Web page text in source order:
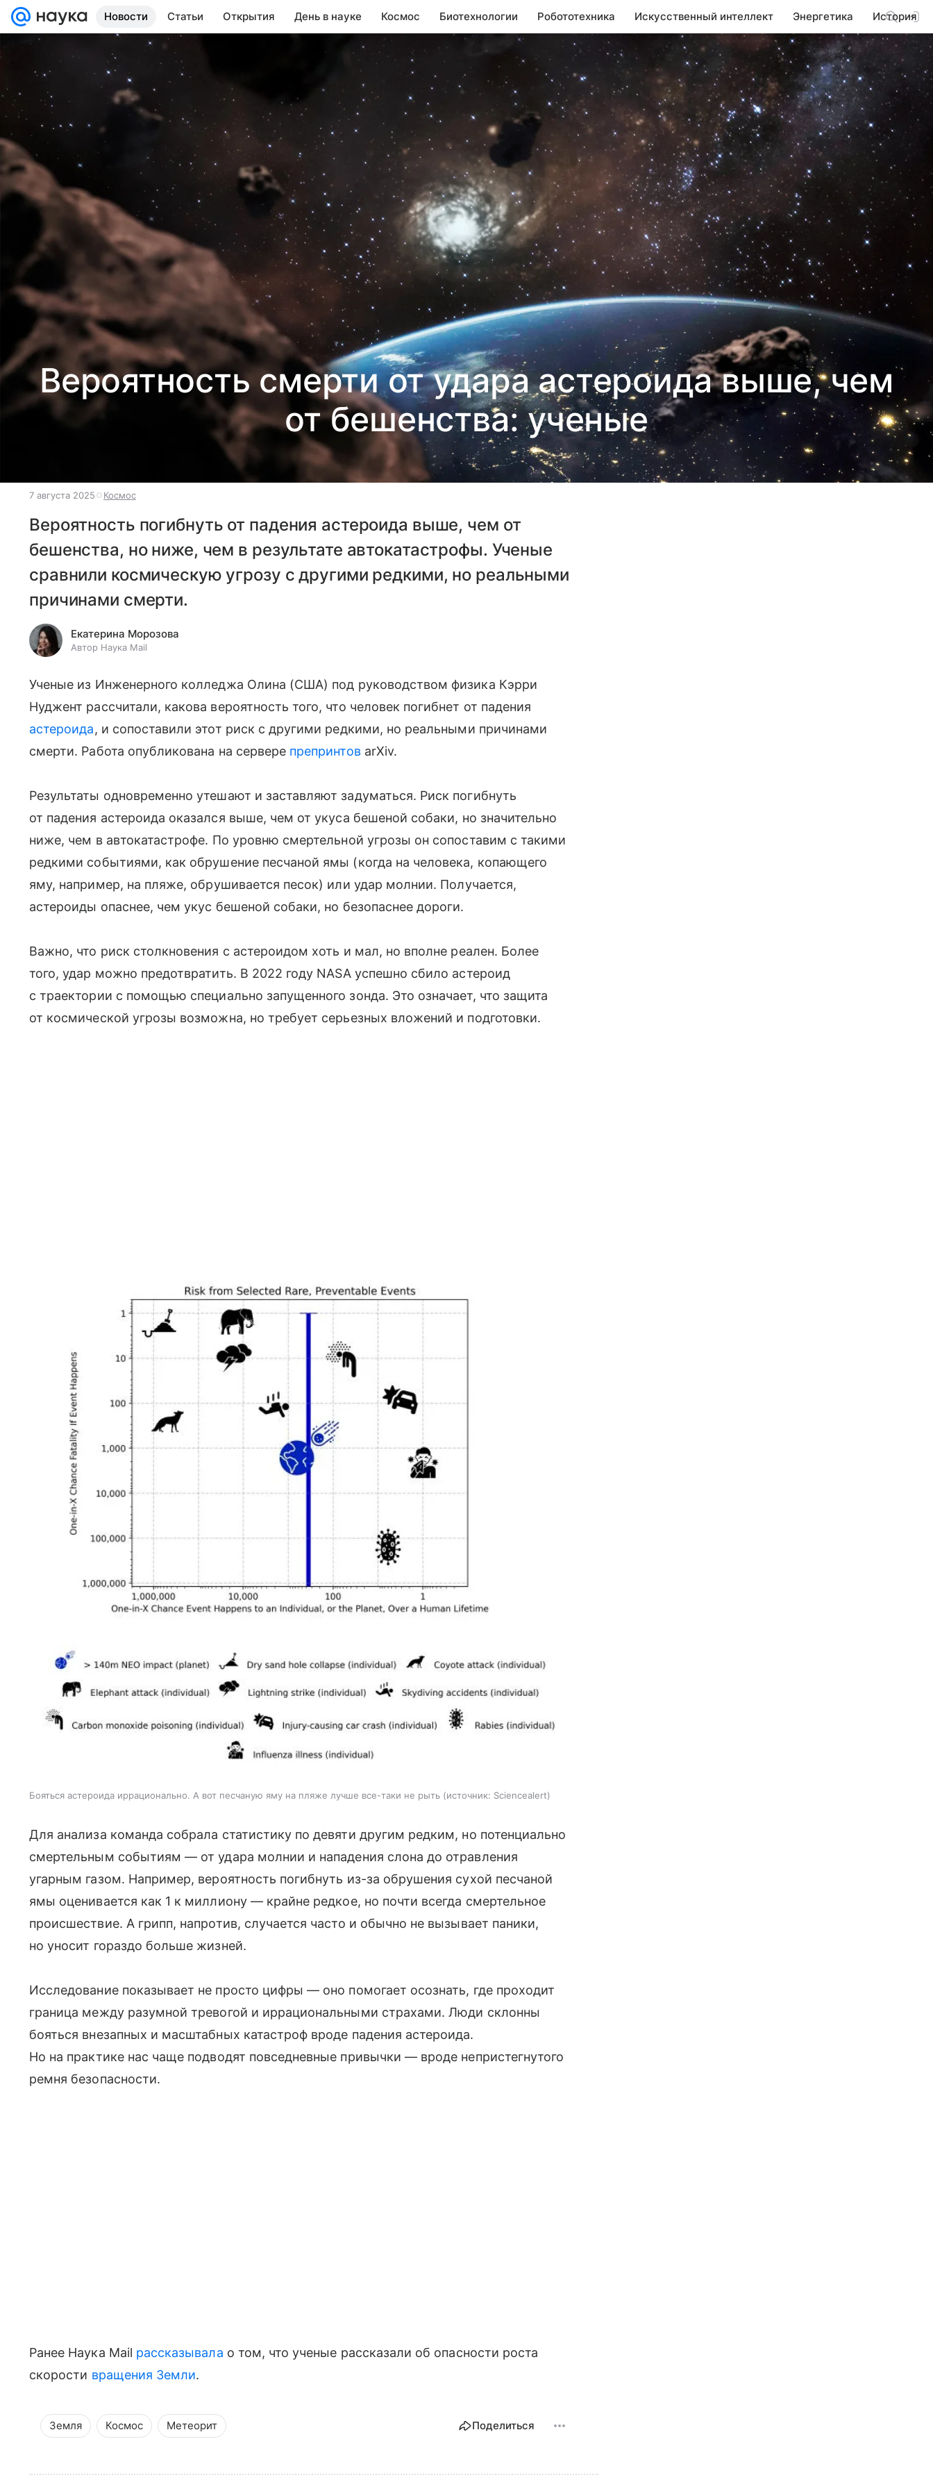
Новости Статьи Открытия День в науке Космос Биотехнологии Робототехника Искусственный интеллект Энергетика История
Вероятность смерти от удара астероида выше, чем
от бешенства: ученые
7 августа 2025 Космос
Вероятность погибнуть от падения астероида выше, чем от
бешенства, но ниже, чем в результате автокатастрофы. Ученые
сравнили космическую угрозу с другими редкими, но реальными
причинами смерти.
Екатерина Морозова
Автор Наука Mail
Ученые из Инженерного колледжа Олина (США) под руководством физика Кэрри
Нуджент рассчитали, какова вероятность того, что человек погибнет от падения
астероида, и сопоставили этот риск с другими редкими, но реальными причинами
смерти. Работа опубликована на сервере препринтовarXiv.
Результаты одновременно утешают и заставляют задуматься. Риск погибнуть
от падения астероида оказался выше, чем от укуса бешеной собаки, но значительно
ниже, чем в автокатастрофе. По уровню смертельной угрозы он сопоставим с такими
редкими событиями, как обрушение песчаной ямы (когда на человека, копающего
яму, например, на пляже, обрушивается песок) или удар молнии. Получается,
астероиды опаснее, чем укус бешеной собаки, но безопаснее дороги.
Важно, что риск столкновения с астероидом хоть и мал, но вполне реален. Более
того, удар можно предотвратить. В 2022 году NASA успешно сбило астероид
с траектории с помощью специально запущенного зонда. Это означает, что защита
от космической угрозы возможна, но требует серьезных вложений и подготовки.
Бояться астероида иррационально. А вот песчаную яму на пляже лучше все-таки не рыть источник: Sciencealert
Для анализа команда собрала статистику по девяти другим редким, но потенциально
смертельным событиям — от удара молнии и нападения слона до отравления
угарным газом. Например, вероятность погибнуть из-за обрушения сухой песчаной
ямы оценивается как 1 к миллиону — крайне редкое, но почти всегда смертельное
происшествие. А грипп, напротив, случается часто и обычно не вызывает паники,
но уносит гораздо больше жизней.
Исследование показывает не просто цифры — оно помогает осознать, где проходит
граница между разумной тревогой и иррациональными страхами. Люди склонны
бояться внезапных и масштабных катастроф вроде падения астероида.
Но на практике нас чаще подводят повседневные привычки — вроде непристегнутого
ремня безопасности.
Ранее Наука Mail рассказывала о том, что ученые рассказали об опасности роста
скорости вращения Земли.
Земля Космос Метеорит Поделиться